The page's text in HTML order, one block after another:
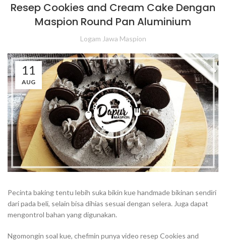
Resep Cookies and Cream Cake Dengan
Maspion Round Pan Aluminium
Logam Jawa Maspion
11
AUG
Pecinta baking tentu lebih suka bikin kue handmade bikinan sendiri
dari pada beli, selain bisa dihias sesuai dengan selera. Juga dapat
mengontrol bahan yang digunakan.
Ngomongin soal kue, chefmin punya video resep Cookies and